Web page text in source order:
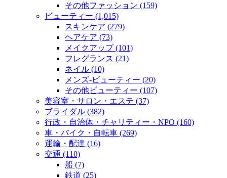
その他ファッション (159)
ビューティー (1,015)
スキンケア (279)
ヘアケア (73)
メイクアップ (101)
フレグランス (21)
ネイル (10)
メンズ‐ビューティー (20)
その他ビューティー (107)
美容室・サロン・エステ (37)
ブライダル (382)
行政・自治体・チャリティー・NPO (160)
車・バイク・自転車 (269)
運輸・配達 (16)
交通 (110)
船 (7)
鉄道 (25)